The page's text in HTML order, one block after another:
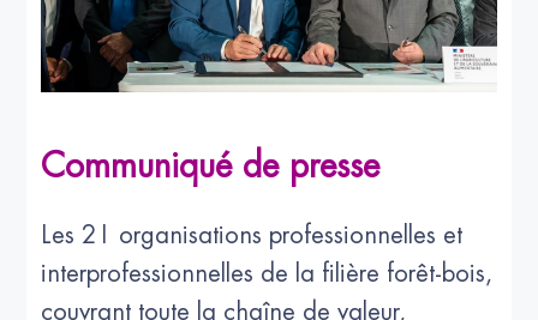
Communiqué de presse
Les 21 organisations professionnelles et
interprofessionnelles de la filière forêt-bois,
couvrant toute la chaîne de valeur,